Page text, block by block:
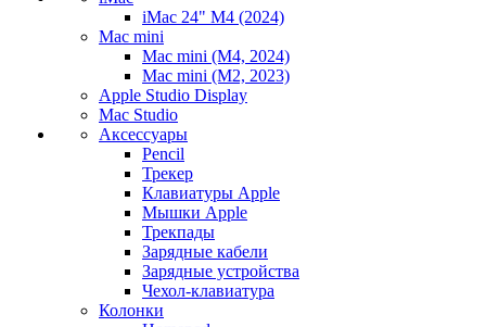
iMac 24" M4 (2024)
Mac mini
Mac mini (M4, 2024)
Mac mini (M2, 2023)
Apple Studio Display
Mac Studio
Аксессуары
Pencil
Трекер
Клавиатуры Apple
Мышки Apple
Трекпады
Зарядные кабели
Зарядные устройства
Чехол-клавиатура
Колонки